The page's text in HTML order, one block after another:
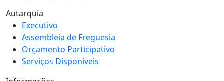
Autarquia
Executivo
Assembleia de Freguesia
Orçamento Participativo
Serviços Disponíveis